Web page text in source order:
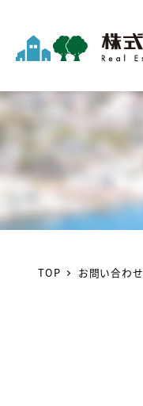
TOP お問い合わせ